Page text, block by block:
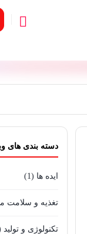
دسته بندی های
ایده ها (1)
تغذیه و سلامت
تکنولوژی و تولید